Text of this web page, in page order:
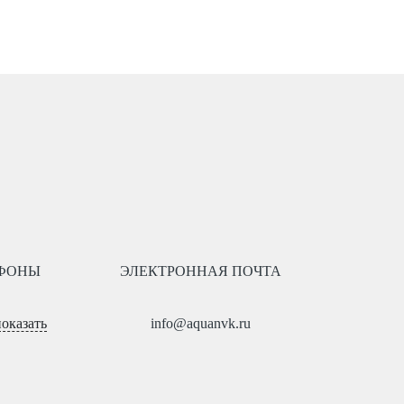
ЭЛЕКТРОННАЯ ПОЧТА
info@aquanvk.ru